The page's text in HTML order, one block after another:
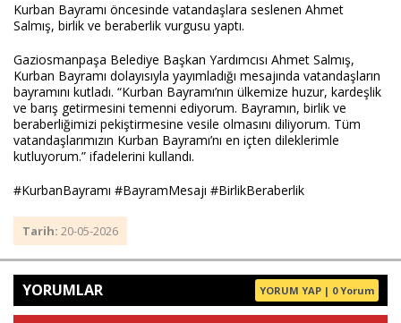
Kurban Bayramı öncesinde vatandaşlara seslenen Ahmet
Salmış, birlik ve beraberlik vurgusu yaptı.
Gaziosmanpaşa Belediye Başkan Yardımcısı Ahmet Salmış,
Kurban Bayramı dolayısıyla yayımladığı mesajında vatandaşların
bayramını kutladı. “Kurban Bayramı’nın ülkemize huzur, kardeşlik
ve barış getirmesini temenni ediyorum. Bayramın, birlik ve
beraberliğimizi pekiştirmesine vesile olmasını diliyorum. Tüm
vatandaşlarımızın Kurban Bayramı’nı en içten dileklerimle
kutluyorum.” ifadelerini kullandı.
#KurbanBayramı #BayramMesajı #BirlikBeraberlik
Tarih: 20-05-2026
YORUMLAR YORUM YAP | 0 Yorum